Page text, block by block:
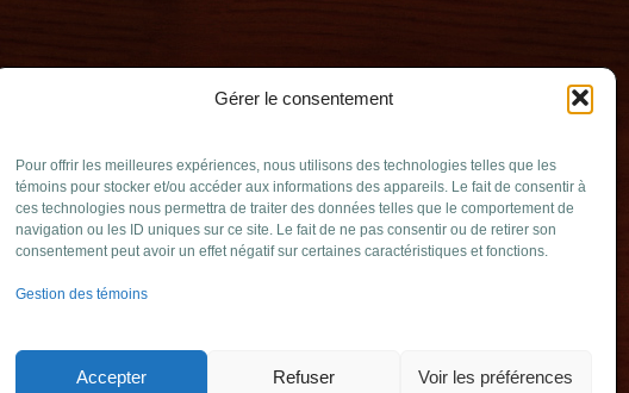
Gérer le consentement
Pour offrir les meilleures expériences, nous utilisons des technologies telles que les
témoins pour stocker et/ou accéder aux informations des appareils. Le fait de consentir à
ces technologies nous permettra de traiter des données telles que le comportement de
navigation ou les ID uniques sur ce site. Le fait de ne pas consentir ou de retirer son
consentement peut avoir un effet négatif sur certaines caractéristiques et fonctions.
Gestion des témoins
Accepter Refuser Voir les préférences
de l'Odyssée
Saint-Amable (Québec)
450 645-2349